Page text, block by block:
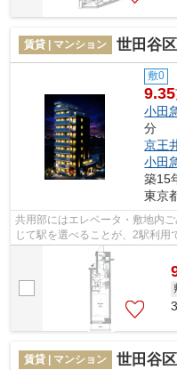
賃貸 | マンション 世田谷
敷0
9.35
小田
分
京王
小田
築15
東京
共用部にはエレベータ・敷地内
じて駅を選べることが、2駅利
駅にアクセスできる物件です。防
賃貸 | マンション 世田谷